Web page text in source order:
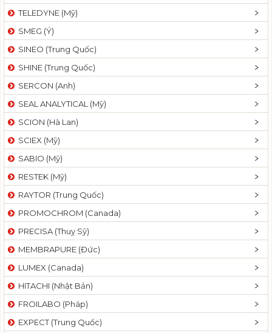
TELEDYNE (Mỹ)
SMEG (Ý)
SINEO (Trung Quốc)
SHINE (Trung Quốc)
SERCON (Anh)
SEAL ANALYTICAL (Mỹ)
SCION (Hà Lan)
SCIEX (Mỹ)
SABIO (Mỹ)
RESTEK (Mỹ)
RAYTOR (Trung Quốc)
PROMOCHROM (Canada)
PRECISA (Thuỵ Sỹ)
MEMBRAPURE (Đức)
LUMEX (Canada)
HITACHI (Nhật Bản)
FROILABO (Pháp)
EXPECT (Trung Quốc)